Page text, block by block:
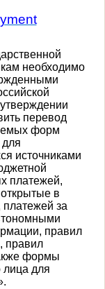
необходимо
перевод
форм
источниками
платежей,
в
платежей за
правил
правил
формы
лица для